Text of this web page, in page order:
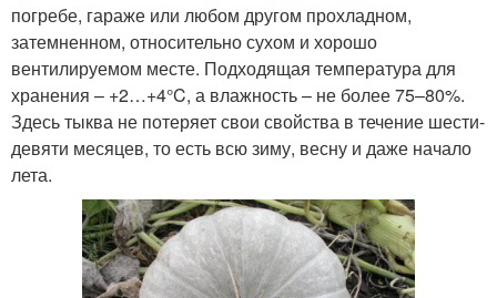
погребе, гараже или любом другом прохладном,
затемненном, относительно сухом и хорошо
вентилируемом месте. Подходящая температура для
хранения – +2…+4°C, а влажность – не более 75–80%.
Здесь тыква не потеряет свои свойства в течение шести-
девяти месяцев, то есть всю зиму, весну и даже начало
лета.